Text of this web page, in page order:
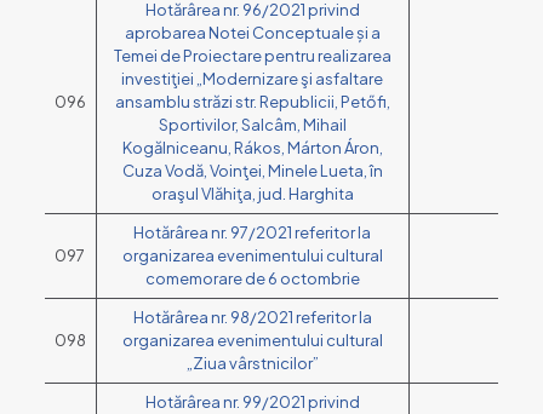
096
Hotărârea nr. 96/2021 privind
aprobarea Notei Conceptuale și a
Temei de Proiectare pentru realizarea
investiţiei „Modernizare şi asfaltare
ansamblu străzi str. Republicii, Petőfi,
Sportivilor, Salcâm, Mihail
Kogălniceanu, Rákos, Márton Áron,
Cuza Vodă, Voinţei, Minele Lueta, în
oraşul Vlăhiţa, jud. Harghita
097
Hotărârea nr. 97/2021 referitor la
organizarea evenimentului cultural
comemorare de 6 octombrie
098
Hotărârea nr. 98/2021 referitor la
organizarea evenimentului cultural
„Ziua vârstnicilor”
Hotărârea nr. 99/2021 privind